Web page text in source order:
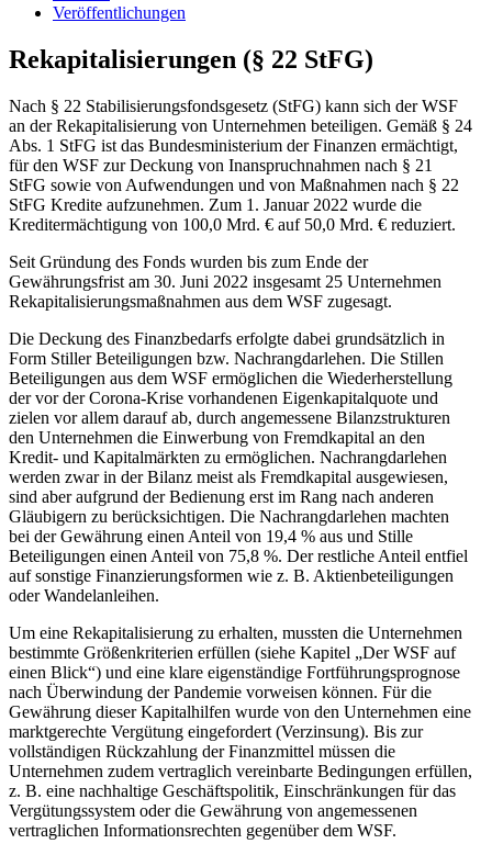
Veröffentlichungen
Rekapitalisierungen (§ 22 StFG)
Nach § 22 Stabilisierungsfondsgesetz (StFG) kann sich der WSF
an der Rekapitalisierung von Unternehmen beteiligen. Gemäß § 24
Abs. 1 StFG ist das Bundesministerium der Finanzen ermächtigt,
für den WSF zur Deckung von Inanspruchnahmen nach § 21
StFG sowie von Aufwendungen und von Maßnahmen nach § 22
StFG Kredite aufzunehmen. Zum 1. Januar 2022 wurde die
Kreditermächtigung von 100,0 Mrd. € auf 50,0 Mrd. € reduziert.
Seit Gründung des Fonds wurden bis zum Ende der
Gewährungsfrist am 30. Juni 2022 insgesamt 25 Unternehmen
Rekapitalisierungsmaßnahmen aus dem WSF zugesagt.
Die Deckung des Finanzbedarfs erfolgte dabei grundsätzlich in
Form Stiller Beteiligungen bzw. Nachrangdarlehen. Die Stillen
Beteiligungen aus dem WSF ermöglichen die Wiederherstellung
der vor der Corona-Krise vorhandenen Eigenkapitalquote und
zielen vor allem darauf ab, durch angemessene Bilanzstrukturen
den Unternehmen die Einwerbung von Fremdkapital an den
Kredit- und Kapitalmärkten zu ermöglichen. Nachrangdarlehen
werden zwar in der Bilanz meist als Fremdkapital ausgewiesen,
sind aber aufgrund der Bedienung erst im Rang nach anderen
Gläubigern zu berücksichtigen. Die Nachrangdarlehen machten
bei der Gewährung einen Anteil von 19,4 % aus und Stille
Beteiligungen einen Anteil von 75,8 %. Der restliche Anteil entfiel
auf sonstige Finanzierungsformen wie z. B. Aktienbeteiligungen
oder Wandelanleihen.
Um eine Rekapitalisierung zu erhalten, mussten die Unternehmen
bestimmte Größenkriterien erfüllen (siehe Kapitel „Der WSF auf
einen Blick“) und eine klare eigenständige Fortführungsprognose
nach Überwindung der Pandemie vorweisen können. Für die
Gewährung dieser Kapitalhilfen wurde von den Unternehmen eine
marktgerechte Vergütung eingefordert (Verzinsung). Bis zur
vollständigen Rückzahlung der Finanzmittel müssen die
Unternehmen zudem vertraglich vereinbarte Bedingungen erfüllen,
z. B. eine nachhaltige Geschäftspolitik, Einschränkungen für das
Vergütungssystem oder die Gewährung von angemessenen
vertraglichen Informationsrechten gegenüber dem WSF.